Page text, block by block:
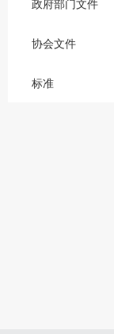
政府部门文件
协会文件
标准